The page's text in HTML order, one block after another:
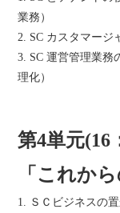
業務）
2. SC カスタマージ
3. SC 運営管理業務
理化）
第4単元(16
「これか
1. ＳＣビジネスの